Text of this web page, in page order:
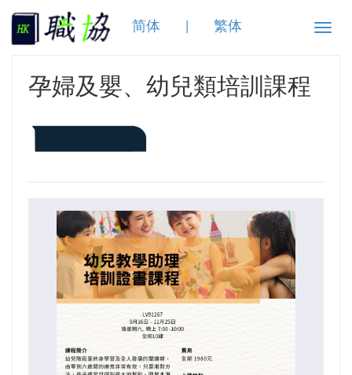
Toggle
简体 繁体
孕婦及嬰、幼兒類培訓課程